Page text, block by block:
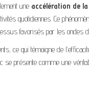
une accélération de
quotidiennes. Ce
favorisés par les ondes
ce qui témoigne de
se présente comme une